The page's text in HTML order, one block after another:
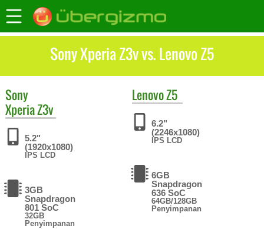
Sony Xperia Z3v vs. Lenovo Z5
Sony
Xperia Z3v
5.2"
(1920x1080)
IPS LCD
3GB
Snapdragon
801 SoC
32GB
Penyimpanan
LenovoZ5
6.2"
(2246x1080)
IPS LCD
6GB
Snapdragon
636 SoC
64GB/128GB
Penyimpanan